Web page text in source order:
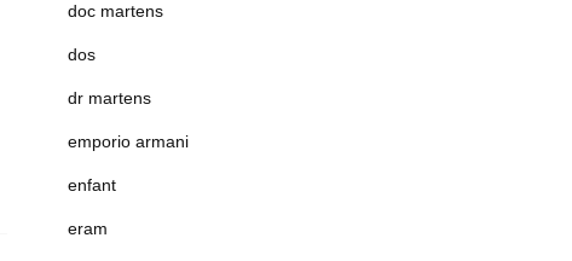
doc martens
dos
dr martens
emporio armani
enfant
eram